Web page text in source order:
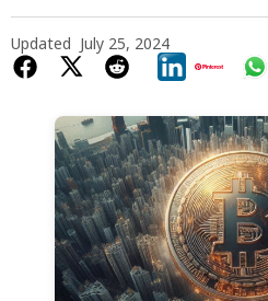
Chia
$1.33
-6.83%
Updated July 25, 2024